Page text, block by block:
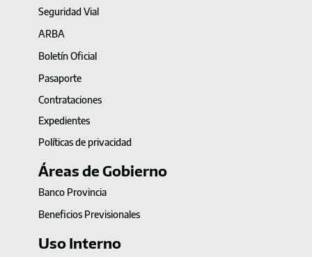
Seguridad Vial
ARBA
Boletín Oficial
Pasaporte
Contrataciones
Expedientes
Políticas de privacidad
Áreas de Gobierno
Banco Provincia
Beneficios Previsionales
Uso Interno